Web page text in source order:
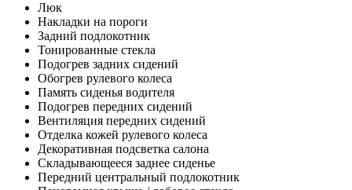
Люк
Накладки на пороги
Задний подлокотник
Тонированные стекла
Подогрев задних сидений
Обогрев рулевого колеса
Память сиденья водителя
Подогрев передних сидений
Вентиляция передних сидений
Отделка кожей рулевого колеса
Декоративная подсветка салона
Складывающееся заднее сиденье
Передний центральный подлокотник